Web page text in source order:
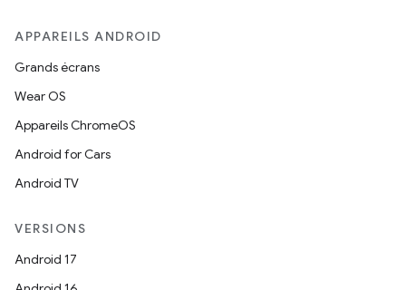
APPAREILS ANDROID
Grands écrans
Wear OS
Appareils ChromeOS
Android for Cars
Android TV
VERSIONS
Android 17